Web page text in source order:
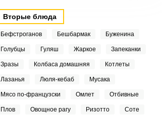
Вторые блюда
Бефстроганов Бешбармак Буженина
Голубцы Гуляш Жаркое Запеканки
Зразы Колбаса домашняя Котлеты
Лазанья Люля-кебаб Мусака
Мясо по-французски Омлет Отбивные
Плов Овощное рагу Ризотто Соте